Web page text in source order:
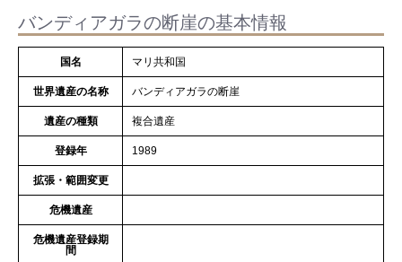
バンディアガラの断崖の基本情報
国名 マリ共和国
世界遺産の名称 バンディアガラの断崖
遺産の種類 複合遺産
登録年 1989
拡張・範囲変更
危機遺産
危機遺産登録期
間